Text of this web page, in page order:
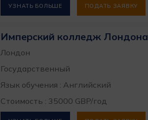
УЗНАТЬ БОЛЬШЕ ПОДАТЬ ЗАЯВКУ
Имперский колледж Лондона
Лондон
Государственный
Язык обучения : Английский
Стоимость : 35000 GBP/год